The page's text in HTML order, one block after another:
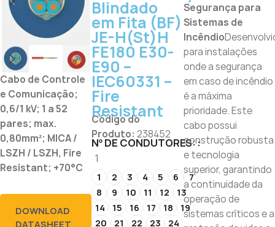
Cabo de Controle
e Comunicação;
0,6/1 kV; 1 a 52
pares; max.
0,80mm²; MICA /
LSZH / LSZH, Fire
Resistant; +70°C
DOWNLOAD
DATASHEET
Blindado
em Fita (BF)
JE-H(St)H
FE180 E30-
E90 –
IEC60331 –
Fire
Resistant
Código do
Produto: 238452
Nº DE CONDUTORES:
1
1 2 3 4 5 6
7
8
9 10 11 12
13
14
15 16 17 18
19
20
21 22 23
24
Segurança para
Sistemas de
Incêndio
para instalações
onde a segurança
em caso de incêndio
é a máxima
prioridade. Este
cabo possui
construção robusta
e tecnologia
superior, garantindo
a continuidade da
operação de
sistemas críticos e a